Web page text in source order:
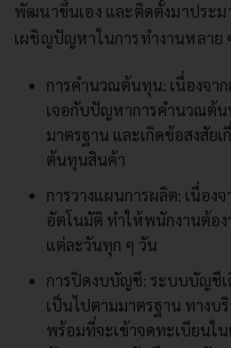
พัฒนาขึ้นเอง และติดตั้งมาประ
เผชิญปัญหาในการทำงานหลาย
การคำนวณต้นทุน: เนื่องจา
เจอกับปัญหาการคำนวณต้
มาตรฐาน และเกิดข้อสงสัย
ต้นทุนสินค้า
การวางแผนการผลิต: เนื่อง
อัตโนมัติ ทำให้พนักงานต้อง
แต่ละวันทุก ๆ วัน
การปิดงบบัญชี: ระบบบัญชีเ
เป็นไปตามมาตรฐาน ทางบ
พร้อมที่จะเข้าจดทะเบียนใ